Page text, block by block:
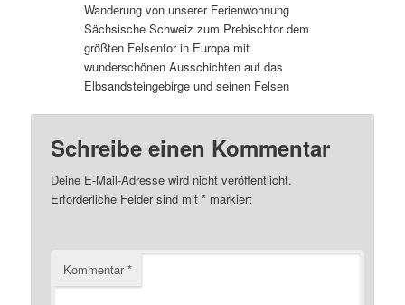
Wanderung von unserer Ferienwohnung
Sächsische Schweiz zum Prebischtor dem
größten Felsentor in Europa mit
wunderschönen Ausschichten auf das
Elbsandsteingebirge und seinen Felsen
Schreibe einen Kommentar
Deine E-Mail-Adresse wird nicht veröffentlicht.
Erforderliche Felder sind mit* markiert
Kommentar*